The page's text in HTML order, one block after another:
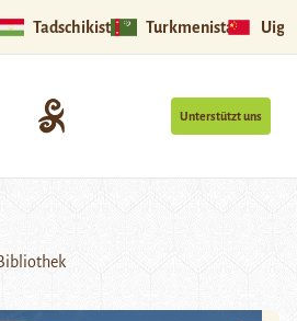
Tadschikistan Turkmenistan
Unterstützt uns